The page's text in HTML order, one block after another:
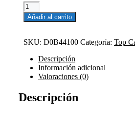
TOP
CASE
SH44
Añadir al carrito
SKU: D0B44100 Categoría: Top
Descripción
Información adicional
Valoraciones (0)
Descripción